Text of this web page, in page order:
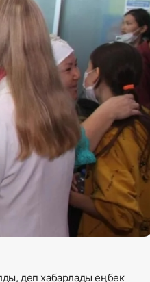
деп хабарлады еңбек